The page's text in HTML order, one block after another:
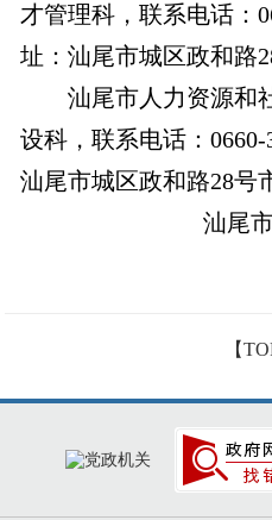
才管理科，联系电话：
址：汕尾市城区政和路
汕尾市人力资源和
设科，联系电话：0660-
汕尾市城区政和路28号
汕尾市
【